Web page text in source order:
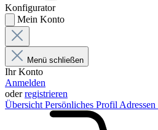
Konfigurator
Mein Konto
Menü schließen
Ihr Konto
Anmelden
oderregistrieren
Übersicht Persönliches Profil Adressen